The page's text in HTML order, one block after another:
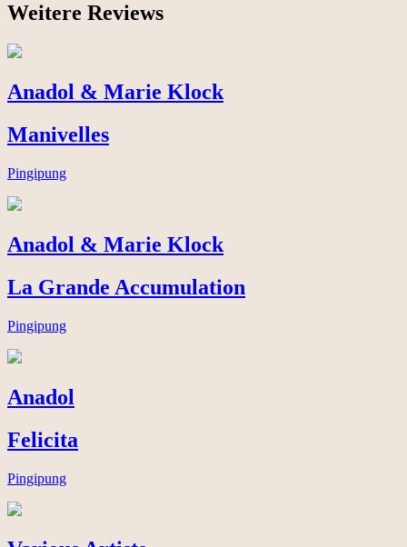
Weitere Reviews
Anadol & Marie Klock
Manivelles
Pingipung
Anadol & Marie Klock
La Grande Accumulation
Pingipung
Anadol
Felicita
Pingipung